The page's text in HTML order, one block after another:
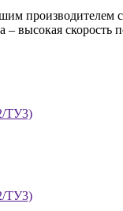
высокая
ТУ3)
ТУ3)